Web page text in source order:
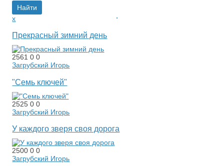
x
Прекрасный зимний день
256100
Загрубский Игорь
"Семь ключей"
252500
Загрубский Игорь
У каждого зверя своя дорога
250000
Загрубский Игорь